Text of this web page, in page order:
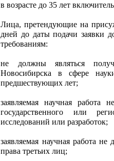
в возрасте до 35 лет
Лица, претендующие на
дней до даты подачи заявки
требованиям:
не должны являться
Новосибирска в сфере
предшествующих лет;
заявляемая научная работа
государственного или
исследований или разработок;
заявляемая научная работа
права третьих лиц;